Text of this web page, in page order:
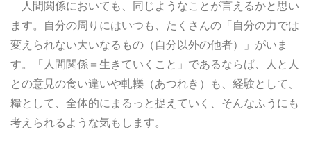
人間関係においても、同じようなことが言えるかと思い
ます。自分の周りにはいつも、たくさんの「自分の力では
変えられない大いなるもの（自分以外の他者）」がいま
す。「人間関係＝生きていくこと」であるならば、人と人
との意見の食い違いや軋轢（あつれき）も、経験として、
糧として、全体的にまるっと捉えていく、そんなふうにも
考えられるような気もします。